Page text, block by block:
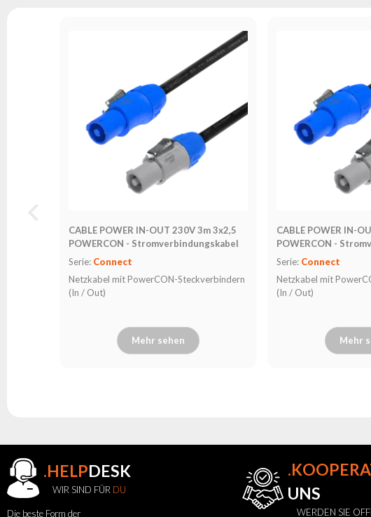
CABLE POWER IN-OUT 230V 3m 3x2,5
POWERCON - Stromverbindungskabel
Serie: Connect
Netzkabel mit PowerCON-Steckverbindern
(In / Out)
Mehr sehen
CABLE POWER IN-
POWERCON -
Serie: Connect
Netzkabel mit
(In / Out)
Mehr
.HELPDESK
WIR SIND FÜR DU
Die beste Form der
UNS
WERDEN SIE